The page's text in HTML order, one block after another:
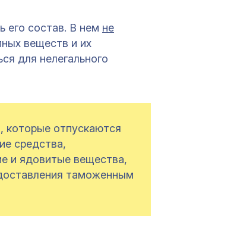
его состав. В нем не
веществ и их
для нелегального
которые отпускаются
средства,
и ядовитые вещества,
таможенным